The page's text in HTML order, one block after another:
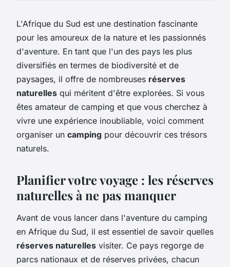
L'Afrique du Sud est une destination fascinante
pour les amoureux de la nature et les passionnés
d'aventure. En tant que l'un des pays les plus
diversifiés en termes de biodiversité et de
paysages, il offre de nombreuses réserves
naturelles qui méritent d'être explorées. Si vous
êtes amateur de camping et que vous cherchez à
vivre une expérience inoubliable, voici comment
organiser un camping pour découvrir ces trésors
naturels.
Planifier votre voyage : les réserves
naturelles à ne pas manquer
Avant de vous lancer dans l'aventure du camping
en Afrique du Sud, il est essentiel de savoir quelles
réserves naturelles visiter. Ce pays regorge de
parcs nationaux et de réserves privées, chacun